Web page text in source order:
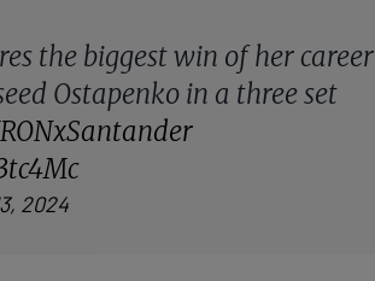
the biggest win of her career
Ostapenko in a three set
2024